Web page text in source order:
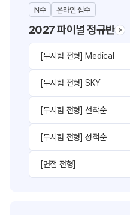
N수 온라인 접수
2027 파이널 정규반
[무시험 전형] Medical
[무시험 전형] SKY
[무시험 전형] 선착순
[무시험 전형] 성적순
[면접 전형]